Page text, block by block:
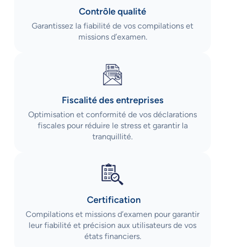
Contrôle qualité
Garantissez la fiabilité de vos compilations et
missions d’examen.
Fiscalité des entreprises
Optimisation et conformité de vos déclarations
fiscales pour réduire le stress et garantir la
tranquillité.
Certification
Compilations et missions d’examen pour garantir
leur fiabilité et précision aux utilisateurs de vos
états financiers.